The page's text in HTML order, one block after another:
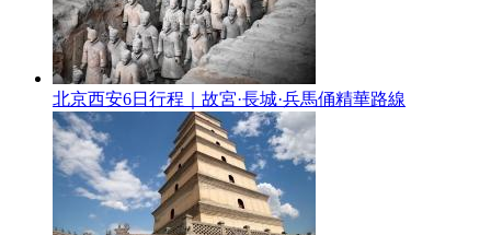
北京西安6日行程｜故宮·長城·兵馬俑精華路線